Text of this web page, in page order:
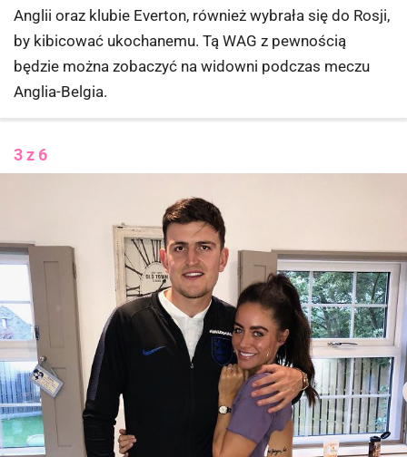
Anglii oraz klubie Everton, również wybrała się do Rosji,
by kibicować ukochanemu. Tą WAG z pewnością
będzie można zobaczyć na widowni podczas meczu
Anglia-Belgia.
3 z 6